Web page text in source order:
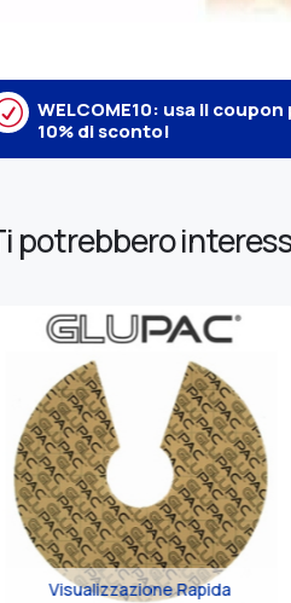
WELCOME10: usa il
10% di sconto!
potrebbero